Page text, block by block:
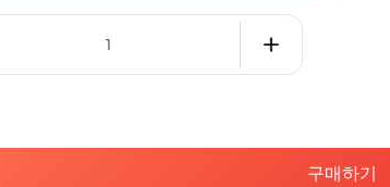
구매하기